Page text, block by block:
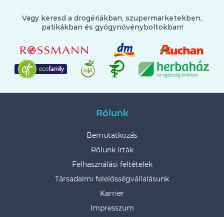
Vagy keresd a drogériákban, szupermarketekben,
patikákban és gyógynövényboltokban!
Rólunk
Bemutatkozás
Rólunk írták
Felhasználási feltételek
Társadalmi felelősségvállalásunk
Karrier
Impresszum